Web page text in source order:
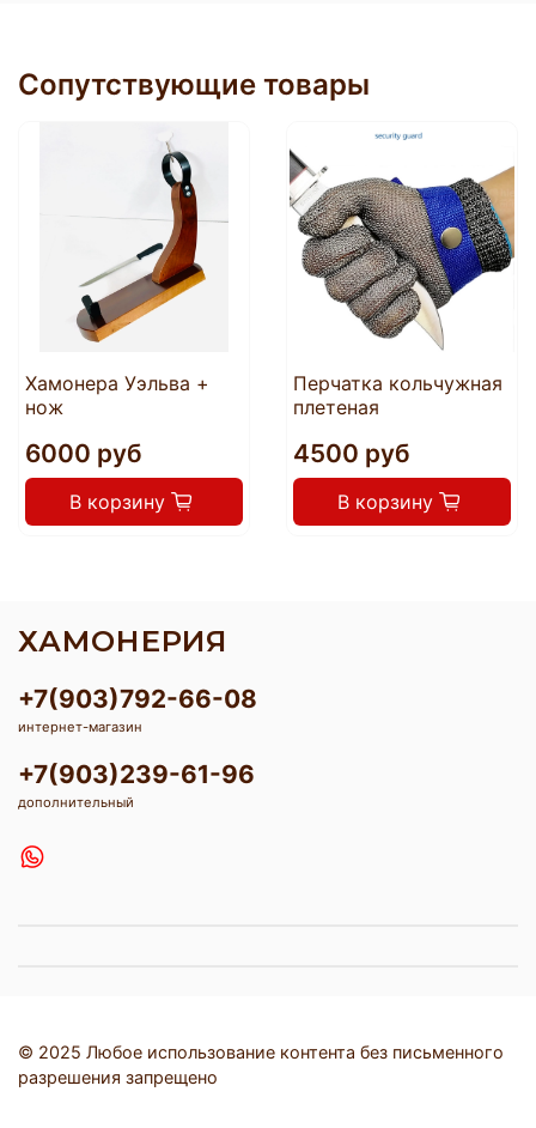
Сопутствующие товары
Хамонера Уэльва +
нож
6000 руб
В корзину
Перчатка кольчужная
плетеная
4500 руб
В корзину
+7(903)792-66-08
интернет-магазин
+7(903)239-61-96
дополнительный
ХАМОНЕРИЯ
© 2025 Любое использование контента без письменного
разрешения запрещено